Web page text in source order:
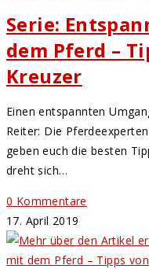
Serie:
dem Pferd –
Kreuzer
Einen entspannten
Reiter: Die
geben euch die besten
dreht sich…
0 Kommentare
17. April 2019